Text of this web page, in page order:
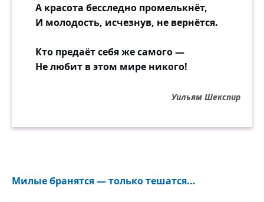
А красота бесследно промелькнёт,
И молодость, исчезнув, не вернётся.
Кто предаёт себя же самого —
Не любит в этом мире никого!
Уильям Шекспир
Милые бранятся — только тешатся...